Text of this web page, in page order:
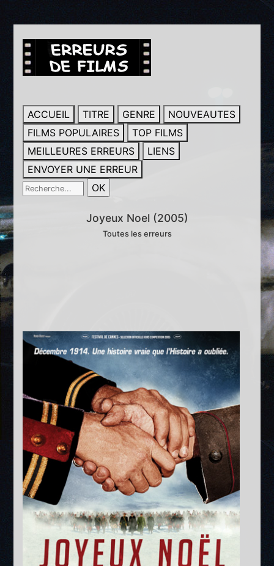
ACCUEIL TITRE GENRE
NOUVEAUTES
FILMS POPULAIRES
TOP FILMS
MEILLEURES ERREURS
LIENS
ENVOYER UNE ERREUR
Joyeux Noel (2005)
Toutes les erreurs